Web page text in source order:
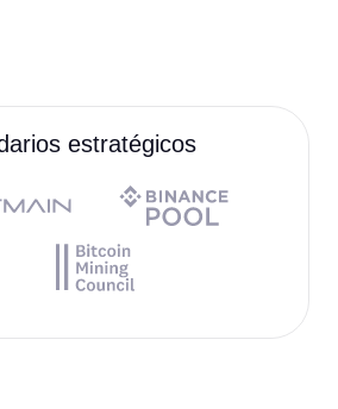
estratégicos